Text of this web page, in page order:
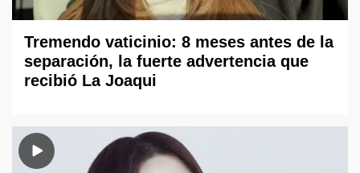
Tremendo vaticinio: 8 meses antes de la
separación, la fuerte advertencia que
recibió La Joaqui